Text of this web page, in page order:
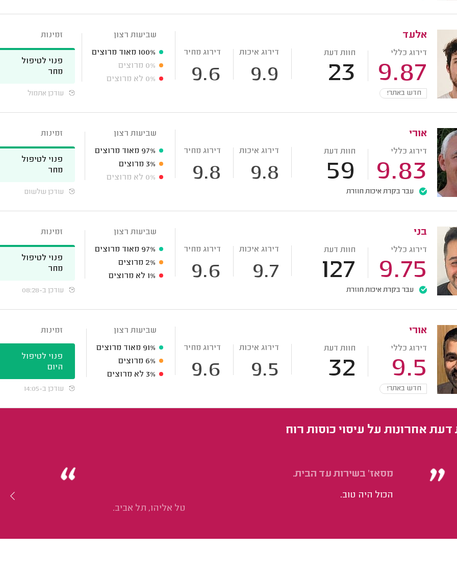
אלעד
דירוג כללי
9.87
חוות דעת
23
דירוג איכות
9.9
דירוג מחיר
9.6
חדש באתר!
שביעות רצון
100% מאוד מרוצים
0% מרוצים
0% לא מרוצים
זמינות
פנוי לטיפול
מחר
עודכן אתמול
אורי
דירוג כללי
9.83
חוות דעת
59
דירוג איכות
9.8
דירוג מחיר
9.8
עבר בקרת איכות חוזרת
שביעות רצון
97% מאוד מרוצים
3% מרוצים
0% לא מרוצים
זמינות
פנוי לטיפול
מחר
עודכן שלשום
בני
דירוג כללי
9.75
חוות דעת
127
דירוג איכות
9.7
דירוג מחיר
9.6
עבר בקרת איכות חוזרת
שביעות רצון
97% מאוד מרוצים
2% מרוצים
1% לא מרוצים
זמינות
פנוי לטיפול
מחר
עודכן ב-08:28
אורי
דירוג כללי
9.5
חוות דעת
32
דירוג איכות
9.5
דירוג מחיר
9.6
חדש באתר!
שביעות רצון
91% מאוד מרוצים
6% מרוצים
3% לא מרוצים
זמינות
פנוי לטיפול
היום
עודכן ב-14:05
דעת אחרונות על עיסוי כוסות רוח
מסאז' בשירות עד הבית.
הכול היה טוב.
טל אליהו, תל אביב.